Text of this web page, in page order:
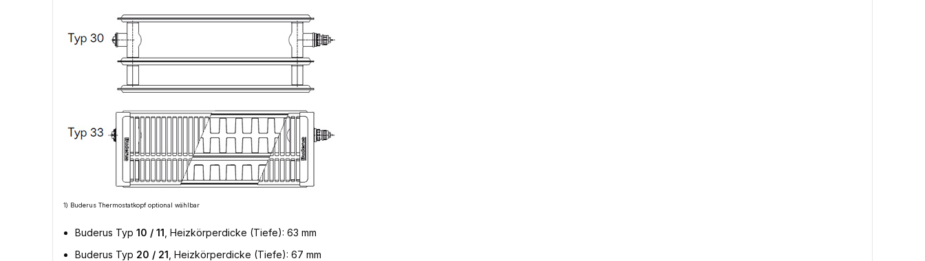
1) Buderus Thermostatkopf optional wählbar
Buderus Typ 10 / 11 , Heizkörperdicke (Tiefe): 63 mm
Buderus Typ 20 / 21 , Heizkörperdicke (Tiefe): 67 mm